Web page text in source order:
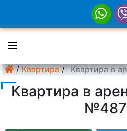
/ Квартира / Квартира в
Квартира в